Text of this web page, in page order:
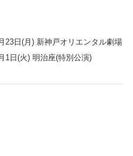
23日(月) 新神戸オリエンタル劇場
1日(火) 明治座(特別公演)